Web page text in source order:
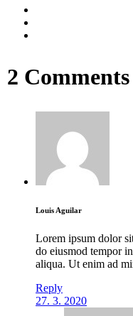
2 Comments
Louis Aguilar
Lorem ipsum dolor
do eiusmod tempor
aliqua. Ut enim ad
Reply
27. 3. 2020